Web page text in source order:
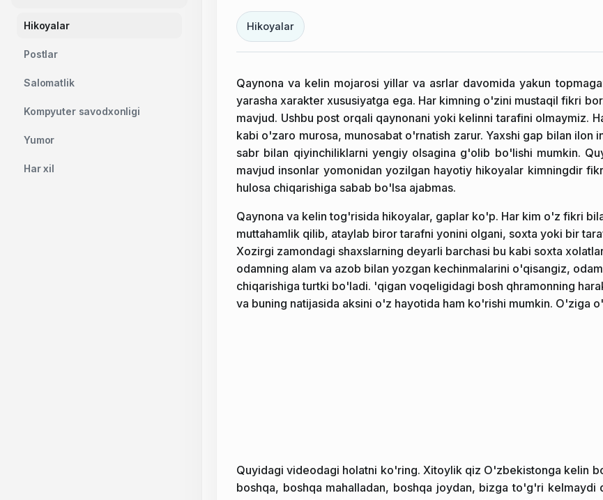
Hikoyalar
Postlar
Salomatlik
Kompyuter savodxonligi
Yumor
Har xil
Hikoyalar
Qaynona va kelin mojarosi yillar va asrlar davomida yakun
yarasha xarakter xususiyatga ega. Har kimning o'zini mustaqil fikri
mavjud. Ushbu post orqali qaynonani yoki kelinni tarafini olmaymiz.
kabi o'zaro murosa, munosabat o'rnatish zarur. Yaxshi gap bilan
sabr bilan qiyinchiliklarni yengiy olsagina g'olib bo'lishi mumkin.
mavjud insonlar yomonidan yozilgan hayotiy hikoyalar kimningdir
hulosa chiqarishiga sabab bo'lsa ajabmas.
Qaynona va kelin tog'risida hikoyalar, gaplar ko'p. Har kim o'z fikri
muttahamlik qilib, ataylab biror tarafni yonini olgani, soxta yoki bir
Xozirgi zamondagi shaxslarning deyarli barchasi bu kabi soxta
odamning alam va azob bilan yozgan kechinmalarini o'qisangiz,
chiqarishiga turtki bo'ladi. 'qigan voqeligidagi bosh qhramonning
va buning natijasida aksini o'z hayotida ham ko'rishi mumkin. O'ziga
Quyidagi videodagi holatni ko'ring. Xitoylik qiz O'zbekistonga kelin
boshqa, boshqa mahalladan, boshqa joydan, bizga to'g'ri